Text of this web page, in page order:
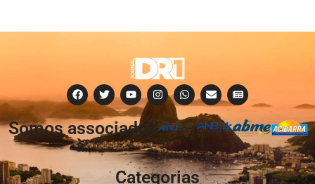
Somos associados
à:
Categorias